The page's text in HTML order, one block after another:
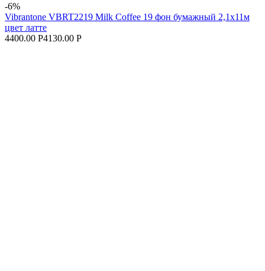
-6%
Vibrantone VBRT2219 Milk Coffee 19 фон бумажный 2,1x11м
цвет латте
4400.00 Р4130.00 Р